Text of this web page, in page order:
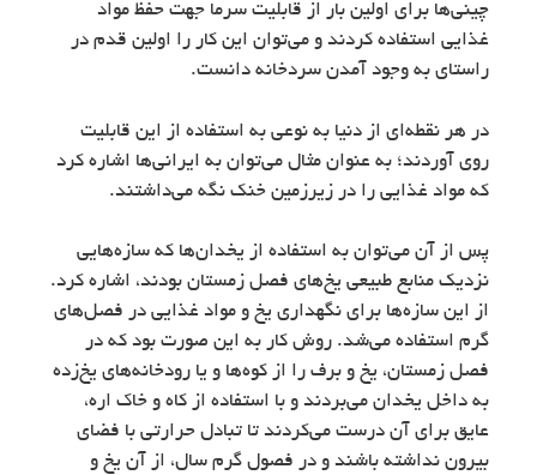
چینی‌ها برای اولین بار از قابلیت سرما جهت حفظ مواد
غذایی استفاده کردند و می‌توان این کار را اولین قدم در
راستای به وجود آمدن سردخانه دانست.
در هر نقطه‌ای از دنیا به نوعی به استفاده از این قابلیت
روی آوردند؛ به عنوان مثال می‌توان به ایرانی‌ها اشاره کرد
که مواد غذایی را در زیرزمین خنک نگه می‌داشتند.
پس از آن می‌توان به استفاده از یخدان‌ها که سازه‌هایی
نزدیک منابع طبیعی یخ‌های فصل زمستان بودند، اشاره کرد.
از این سازه‌ها برای نگهداری یخ و مواد غذایی در فصل‌های
گرم استفاده می‌شد. روش کار به این صورت بود که در
فصل زمستان، یخ و برف را از کوه‌ها و یا رودخانه‌های یخ‌زده
به داخل یخدان می‌بردند و با استفاده از کاه و خاک اره،
عایق برای آن درست می‌کردند تا تبادل حرارتی با فضای
بیرون نداشته باشند و در فصول گرم سال، از آن یخ و